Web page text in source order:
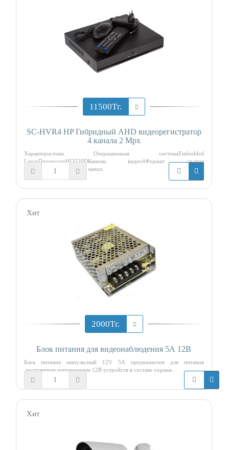
11500Тг.
SC-HVR4 HP Гибридный AHD видеорегистратор
4 канала 2 Mpx
Характеристики Операционная системаEmbedded
LinuxПроцессорHI3520DКаналы видео4Формат сжатия
видеоH264каналы аудио4 канал..
Хит
2000Тг.
Блок питания для видеонаблюдения 5А 12В
Блок питания импульсный 12V 5A предназначен для питания
постоянным напряжением 12В устройств в составе охранн..
Хит